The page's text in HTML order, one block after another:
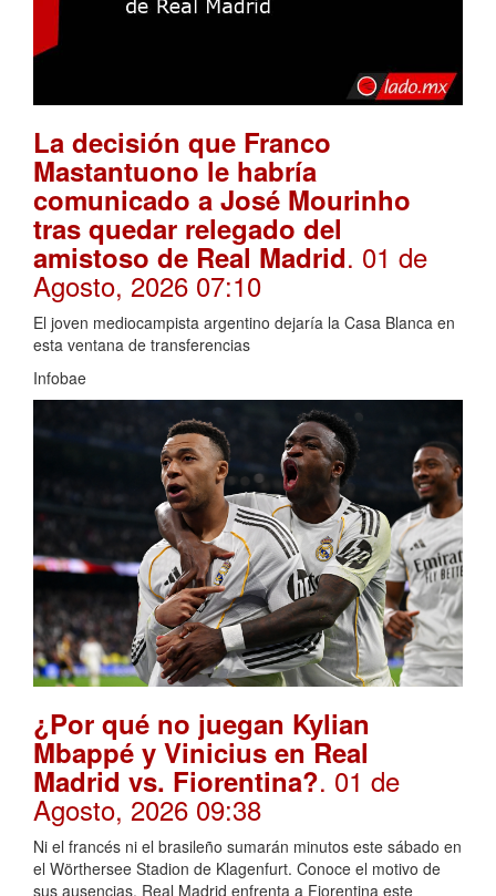
La decisión que Franco
Mastantuono le habría
comunicado a José Mourinho
tras quedar relegado del
amistoso de Real Madrid. 01 de
Agosto, 2026 07:10
El joven mediocampista argentino dejaría la Casa Blanca en
esta ventana de transferencias
Infobae
¿Por qué no juegan Kylian
Mbappé y Vinicius en Real
Madrid vs. Fiorentina?. 01 de
Agosto, 2026 09:38
Ni el francés ni el brasileño sumarán minutos este sábado en
el Wörthersee Stadion de Klagenfurt. Conoce el motivo de
sus ausencias. Real Madrid enfrenta a Fiorentina este